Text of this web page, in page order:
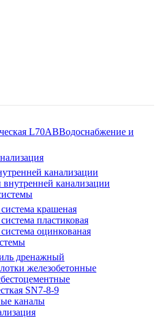
Водоснабжение и
канализации
канализации
крашеная
пластиковая
оцинкованая
дренажный
железобетонные
SN7-8-9
каналы